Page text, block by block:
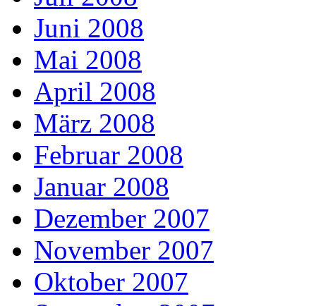
Juni 2008
Mai 2008
April 2008
März 2008
Februar 2008
Januar 2008
Dezember 2007
November 2007
Oktober 2007